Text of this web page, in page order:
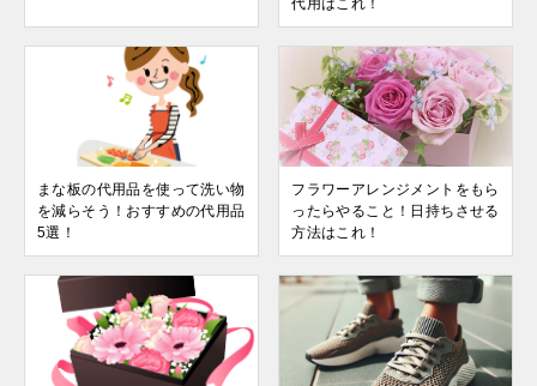
代用はこれ！
まな板の代用品を使って洗い物
を減らそう！おすすめの代用品
5選！
フラワーアレンジメントをもら
ったらやること！日持ちさせる
方法はこれ！